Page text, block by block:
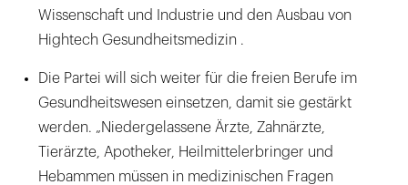
Wissenschaft und Industrie und den Ausbau von
Hightech Gesundheitsmedizin .
Die Partei will sich weiter für die freien Berufe im
Gesundheitswesen einsetzen, damit sie gestärkt
werden. „Niedergelassene Ärzte, Zahnärzte,
Tierärzte, Apotheker, Heilmittelerbringer und
Hebammen müssen in medizinischen Fragen